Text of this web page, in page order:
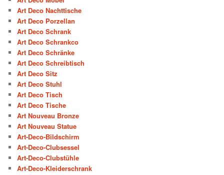
Art Deco Nachttische
Art Deco Porzellan
Art Deco Schrank
Art Deco Schrankco
Art Deco Schränke
Art Deco Schreibtisch
Art Deco Sitz
Art Deco Stuhl
Art Deco Tisch
Art Deco Tische
Art Nouveau Bronze
Art Nouveau Statue
Art-Deco-Bildschirm
Art-Deco-Clubsessel
Art-Deco-Clubstühle
Art-Deco-Kleiderschrank